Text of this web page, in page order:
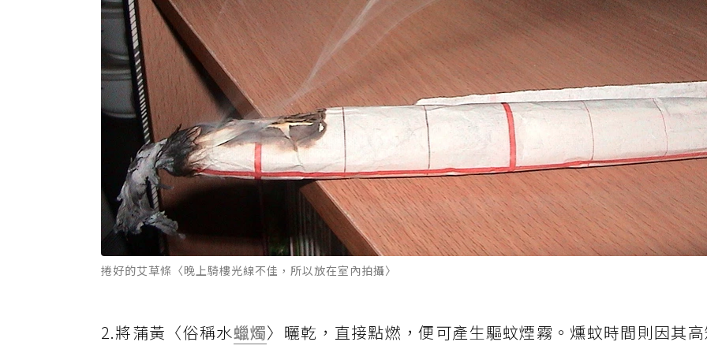
捲好的艾草條〈晚上騎樓光線不佳，所以放在室內拍攝〉
2.將蒲黃〈俗稱水蠟燭〉曬乾，直接點燃，便可產生驅蚊煙霧。燻蚊時間則因其